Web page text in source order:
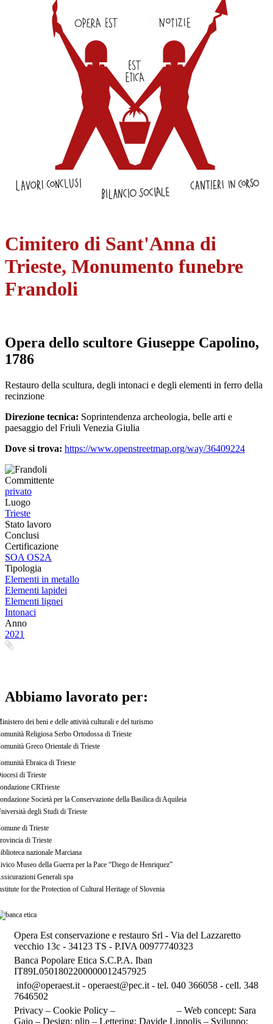
Cimitero di Sant'Anna di
Trieste, Monumento funebre
Frandoli
Opera dello scultore Giuseppe Capolino,
1786
Restauro della scultura, degli intonaci e degli elementi in ferro della
recinzione
Direzione tecnica: Soprintendenza archeologia, belle arti e
paesaggio del Friuli Venezia Giulia
Dove si trova: https://www.openstreetmap.org/way/36409224
Committente
privato
Luogo
Trieste
Stato lavoro
Conclusi
Certificazione
SOA OS2A
Tipologia
Elementi in metallo
Elementi lapidei
Elementi lignei
Intonaci
Anno
2021
Abbiamo lavorato per:
dei beni e delle attività culturali e del turismo
Religiosa Serbo Ortodossa di Trieste
Greco Orientale di Trieste
Ebraica di Trieste
di Trieste
CRTrieste
Società per la Conservazione della Basilica di Aquileia
degli Studi di Trieste
di Trieste
di Trieste
nazionale Marciana
Museo della Guerra per la Pace “Diego de Henriquez”
Generali spa
for the Protection of Cultural Heritage of Slovenia
Opera Est conservazione e restauro Srl - Via del Lazzaretto
vecchio 13c - 34123 TS - P.IVA 00977740323
Banca Popolare Etica S.C.P.A. Iban
IT89L0501802200000012457925
info@operaest.it - operaest@pec.it - tel. 040 366058 - cell. 348
7646502
Privacy – Cookie Policy –
– Web concept: Sara
Gaio – Design: plip – Lettering: Davide Lippolis – Sviluppo: